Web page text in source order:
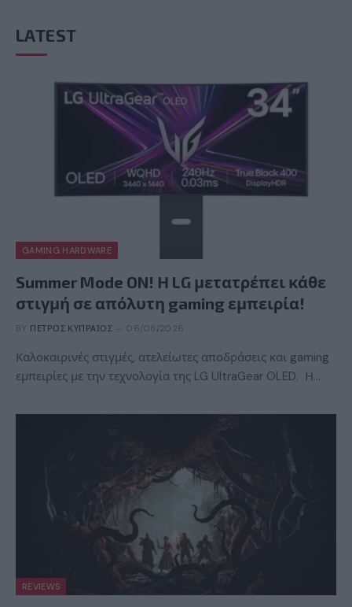
LATEST
GAMING HARDWARE
Summer Mode ON! Η LG μετατρέπει κάθε
στιγμή σε απόλυτη gaming εμπειρία!
BY ΠΈΤΡΟΣ ΚΥΠΡΑΊΟΣ 06/08/2026
Καλοκαιρινές στιγμές, ατελείωτες αποδράσεις και gaming
εμπειρίες με την τεχνολογία της LG UltraGear OLED. Η…
REVIEWS